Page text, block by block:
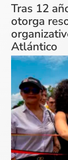
Tras 12
otorga
Atlántico